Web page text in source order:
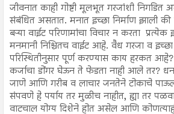
जीवनात काही गोष्टी मूलभूत गरजांशी निगडित
संबंधित असतात. मनात इच्छा निर्माण झाली
बऱ्या वाईट परिणामांचा विचार न करता
मनमानी निश्चितच वाईट आहे. वैध गरजा व
परिस्थितीनुसार पूर्ण करण्यास काय हरकत
कर्जाचा डोंगर घेऊन ते फेडता नाही आले तर?
जाणे आणि गरीब व लाचार जनतेने टोकाचे
संपवणे हे पर्याय तर मुळीच नाहीत, ह्या तर
वाटचाल योग्य दिशेने होत असेल आणि